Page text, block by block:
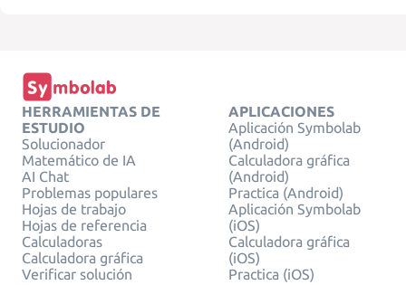
HERRAMIENTAS DE
ESTUDIO
Solucionador
Matemático de IA
AI Chat
Problemas populares
Hojas de trabajo
Hojas de referencia
Calculadoras
Calculadora gráfica
Verificar solución
APLICACIONES
Aplicación Symbolab
(Android)
Calculadora gráfica
(Android)
Practica (Android)
Aplicación Symbolab
(iOS)
Calculadora gráfica
(iOS)
Practica (iOS)